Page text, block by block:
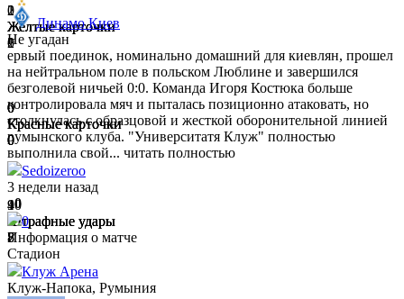
2
Желтые карточки
0
0
Красные карточки
0
9
Штрафные удары
5
1
Желтые карточки
2
0
Красные карточки
0
4
Штрафные удары
8
0
Желтые карточки
1
0
Красные карточки
0
10
Штрафные удары
7
Динамо Киев
Не угадан
ервый поединок, номинально домашний для киевлян, прошел
на нейтральном поле в польском Люблине и завершился
безголевой ничьей 0:0. Команда Игоря Костюка больше
контролировала мяч и пыталась позиционно атаковать, но
столкнулась с образцовой и жесткой оборонительной линией
румынского клуба. "Университатя Клуж" полностью
выполнила свой... читать полностью
Sedoizeroo
3 недели назад
0
0
Информация о матче
Стадион
Клуж Арена
Клуж-Напока, Румыния